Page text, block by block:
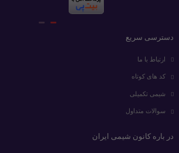
دسترسی سریع
ارتباط با ما
کد های کوتاه
شیمی تکمیلی
سوالات متداول
در باره کانون شیمی ایران